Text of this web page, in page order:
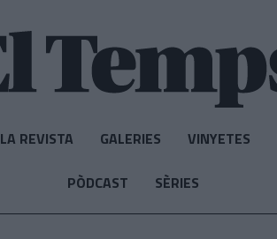
LA REVISTA GALERIES VINYETES
PÒDCAST SÈRIES